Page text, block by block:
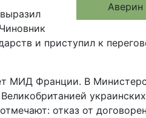
и приступил к
МИД Франции. В
отказ от